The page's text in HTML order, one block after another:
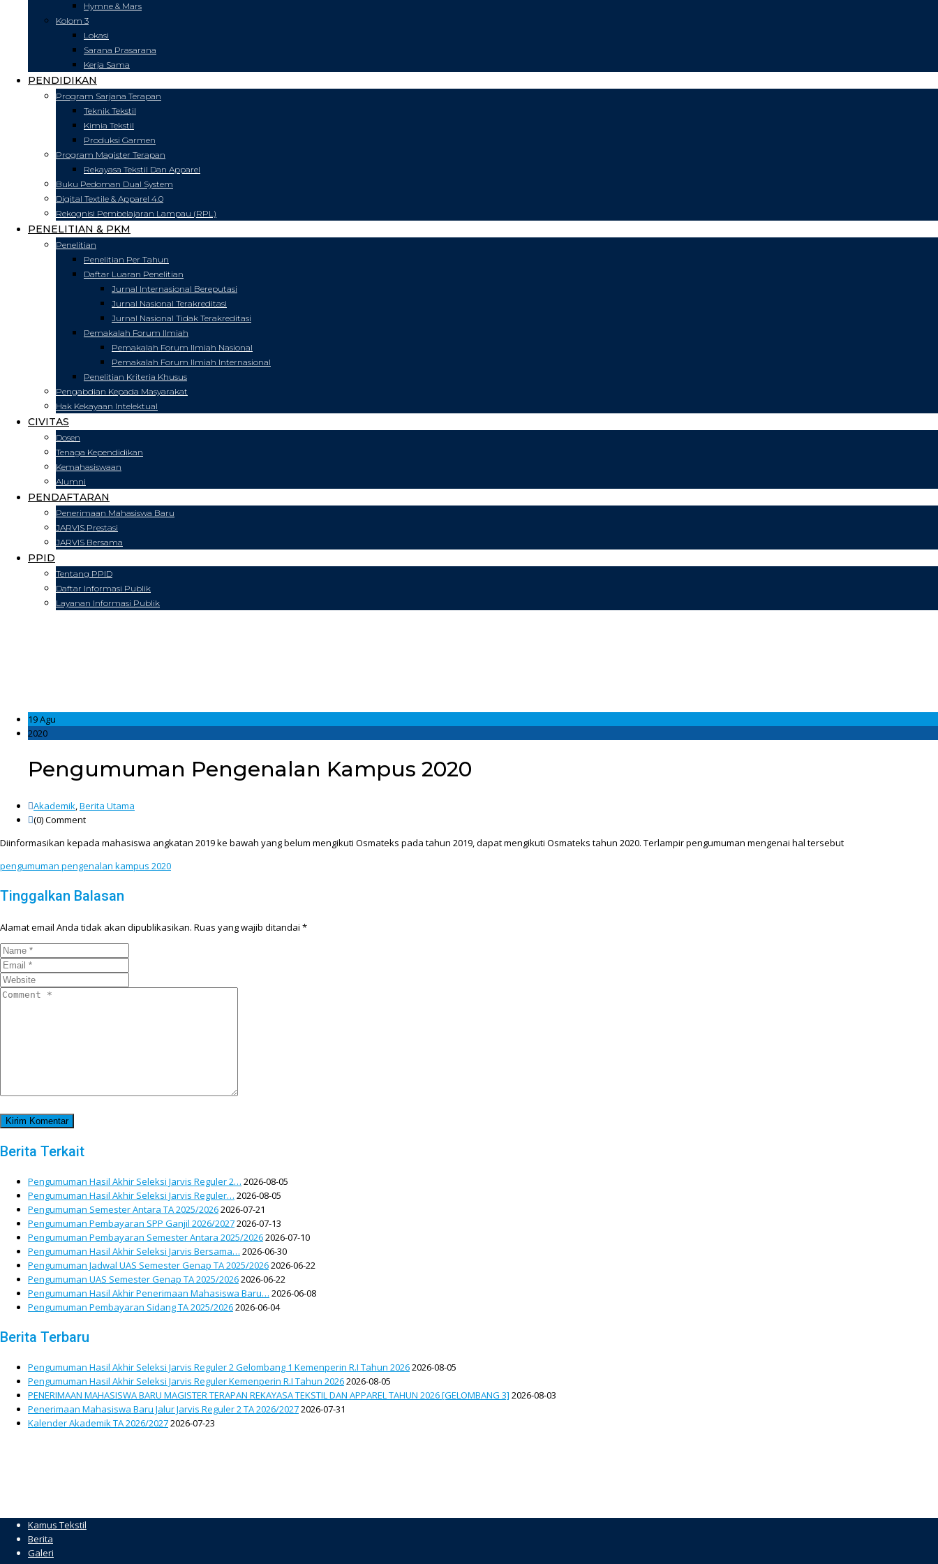
Hymne & Mars
Kolom 3
Lokasi
Sarana Prasarana
Kerja Sama
PENDIDIKAN
Program Sarjana Terapan
Teknik Tekstil
Kimia Tekstil
Produksi Garmen
Program Magister Terapan
Rekayasa Tekstil Dan Apparel
Buku Pedoman Dual System
Digital Textile & Apparel 4.0
Rekognisi Pembelajaran Lampau (RPL)
PENELITIAN & PKM
Penelitian
Penelitian Per Tahun
Daftar Luaran Penelitian
Jurnal Internasional Bereputasi
Jurnal Nasional Terakreditasi
Jurnal Nasional Tidak Terakreditasi
Pemakalah Forum Ilmiah
Pemakalah Forum Ilmiah Nasional
Pemakalah Forum Ilmiah Internasional
Penelitian Kriteria Khusus
Pengabdian Kepada Masyarakat
Hak Kekayaan Intelektual
CIVITAS
Dosen
Tenaga Kependidikan
Kemahasiswaan
Alumni
PENDAFTARAN
Penerimaan Mahasiswa Baru
JARVIS Prestasi
JARVIS Bersama
PPID
Tentang PPID
Daftar Informasi Publik
Layanan Informasi Publik
19 Agu
2020
Pengumuman Pengenalan Kampus 2020
Akademik,Berita Utama
(0)Comment
Diinformasikan kepada mahasiswa angkatan 2019 ke bawah yang belum mengikuti Osmateks pada tahun 2019, dapat mengikuti Osmateks tahun 2020. Terlampir pengumuman mengenai hal tersebut
pengumuman pengenalan kampus 2020
Tinggalkan Balasan
Alamat email Anda tidak akan dipublikasikan. Ruas yang wajib ditandai *
Berita Terkait
Pengumuman Hasil Akhir Seleksi Jarvis Reguler 2… 2026-08-05
Pengumuman Hasil Akhir Seleksi Jarvis Reguler… 2026-08-05
Pengumuman Semester Antara TA 2025/20262026-07-21
Pengumuman Pembayaran SPP Ganjil 2026/20272026-07-13
Pengumuman Pembayaran Semester Antara 2025/20262026-07-10
Pengumuman Hasil Akhir Seleksi Jarvis Bersama… 2026-06-30
Pengumuman Jadwal UAS Semester Genap TA 2025/20262026-06-22
Pengumuman UAS Semester Genap TA 2025/20262026-06-22
Pengumuman Hasil Akhir Penerimaan Mahasiswa Baru… 2026-06-08
Pengumuman Pembayaran Sidang TA 2025/20262026-06-04
Berita Terbaru
Pengumuman Hasil Akhir Seleksi Jarvis Reguler 2 Gelombang 1 Kemenperin R.I Tahun 20262026-08-05
Pengumuman Hasil Akhir Seleksi Jarvis Reguler Kemenperin R.I Tahun 20262026-08-05
PENERIMAAN MAHASISWA BARU MAGISTER TERAPAN REKAYASA TEKSTIL DAN APPAREL TAHUN 2026 [GELOMBANG 3] 2026-08-03
Penerimaan Mahasiswa Baru Jalur Jarvis Reguler 2 TA 2026/20272026-07-31
Kalender Akademik TA 2026/20272026-07-23
Kamus Tekstil
Berita
Galeri